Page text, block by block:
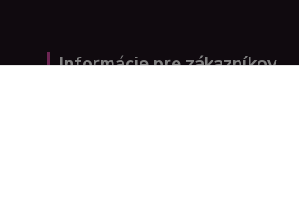
Informácie pre zákazníkov